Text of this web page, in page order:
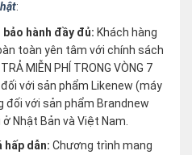
:
bảo hành đầy đủ:Khách hàng
toàn yên tâm với chính sách
MIỄN PHÍ TRONG VÒNG 7
đối với sản phẩm Likenew (máy
đối với sản phẩm Brandnew
Nhật Bản và Việt Nam.
hấp dẫn:Chương trình mang